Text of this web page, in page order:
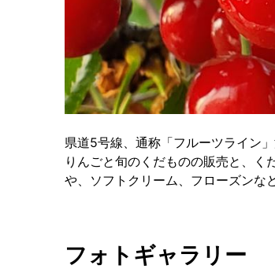
県道5号線、通称「フルーツライン
りんごと旬のくだものの販売と、く
や、ソフトクリーム、フローズンな
フォトギャラリー